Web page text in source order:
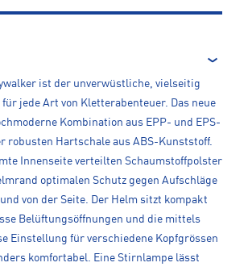
ist der unverwüstliche, vielseitig
jede Art von Kletterabenteuer. Das neue
Kombination aus EPP- und EPS-
robusten Hartschale aus ABS-Kunststoff.
Innenseite verteilten Schaumstoffpolster
optimalen Schutz gegen Aufschläge
von der Seite. Der Helm sitzt kompakt
Belüftungsöffnungen und die mittels
Einstellung für verschiedene Kopfgrössen
komfortabel. Eine Stirnlampe lässt